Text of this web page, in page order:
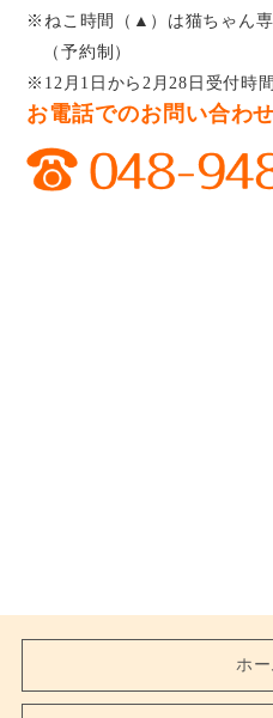
※ねこ時間（▲）は猫ちゃん専
（予約制）
※12月1日から2月28日受付時
お電話でのお問い合わせ
ホー